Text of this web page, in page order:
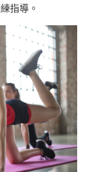
指導。